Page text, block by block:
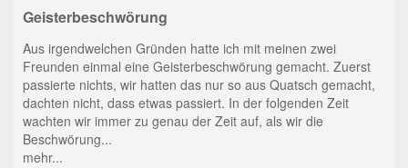
Geisterbeschwörung
Aus irgendwelchen Gründen hatte ich mit meinen zwei
Freunden einmal eine Geisterbeschwörung gemacht. Zuerst
passierte nichts, wir hatten das nur so aus Quatsch gemacht,
dachten nicht, dass etwas passiert. In der folgenden Zeit
wachten wir immer zu genau der Zeit auf, als wir die
Beschwörung...
mehr...